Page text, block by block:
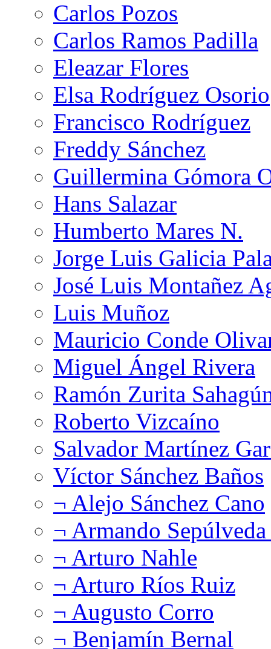
Carlos Pozos
Carlos Ramos Padilla
Eleazar Flores
Elsa Rodríguez Osorio
Francisco Rodríguez
Freddy Sánchez
Guillermina Gómora
Hans Salazar
Humberto Mares N.
Jorge Luis Galicia
José Luis Montañez
Luis Muñoz
Mauricio Conde
Miguel Ángel Rivera
Ramón Zurita
Roberto Vizcaíno
Salvador Martínez
Víctor Sánchez Baños
¬ Alejo Sánchez Cano
¬ Armando
¬ Arturo Nahle
¬ Arturo Ríos Ruiz
¬ Augusto Corro
¬ Benjamín Bernal